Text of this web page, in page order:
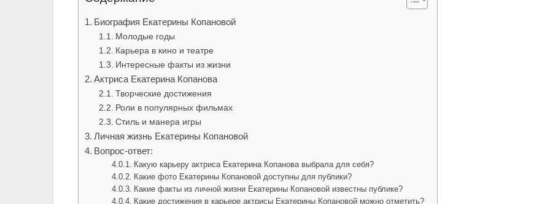
Биография Екатерины Копановой
Молодые годы
Карьера в кино и театре
Интересные факты из жизни
Актриса Екатерина Копанова
Творческие достижения
Роли в популярных фильмах
Стиль и манера игры
Личная жизнь Екатерины Копановой
Вопрос-ответ:
Какую карьеру актриса Екатерина Копанова выбрала для себя?
Какие фото Екатерины Копановой доступны для публики?
Какие факты из личной жизни Екатерины Копановой известны публике?
Какие достижения в карьере актрисы Екатерины Копановой можно отметить?